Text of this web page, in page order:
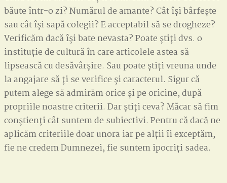
băute într-o zi? Numărul de amante? Cât își bârfește
sau cât își sapă colegii? E acceptabil să se drogheze?
Verificăm dacă își bate nevasta? Poate știți dvs. o
instituție de cultură în care articolele astea să
lipsească cu desăvârșire. Sau poate știți vreuna unde
la angajare să ți se verifice și caracterul. Sigur că
putem alege să admirăm orice și pe oricine, după
propriile noastre criterii. Dar știți ceva? Măcar să fim
conștienți cât suntem de subiectivi. Pentru că dacă ne
aplicăm criteriile doar unora iar pe alții îi exceptăm,
fie ne credem Dumnezei, fie suntem ipocriți sadea.